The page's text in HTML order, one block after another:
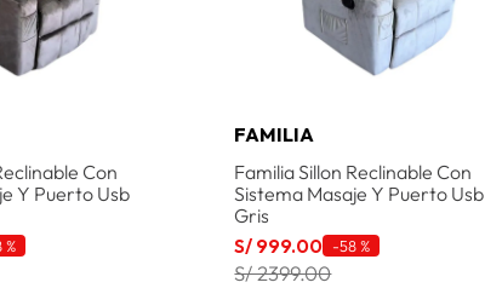
Con
Y Puerto Usb
%
FAMILIA
Familia Sillon Reclinable Con
Sistema Masaje Y Puerto Usb
Gris
S/ 999.00 -58 %
S/ 2399.00